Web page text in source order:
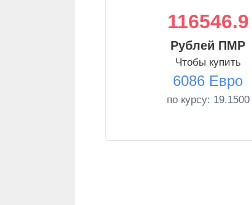
116546.9
Рублей ПМР
Чтобы купить
6086 Евро
по курсу: 19.1500